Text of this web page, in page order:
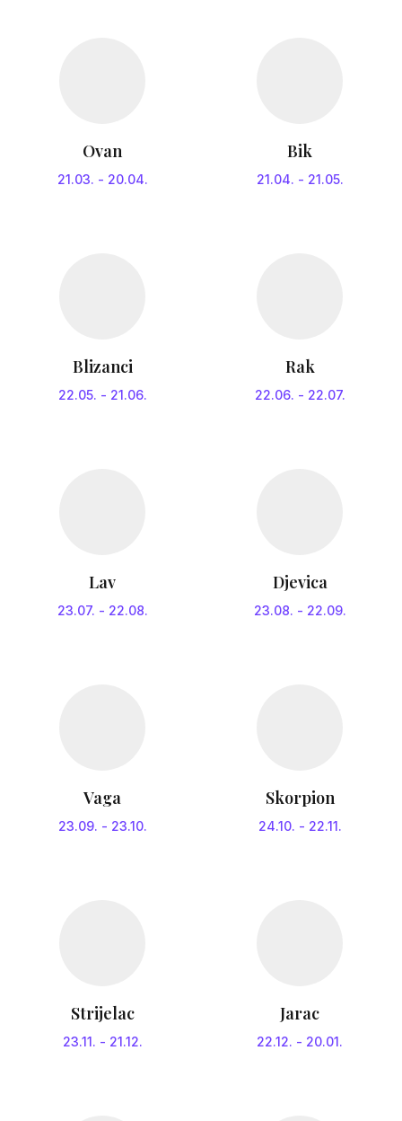
Ovan
21.03. - 20.04.
Bik
21.04. - 21.05.
Blizanci
22.05. - 21.06.
Rak
22.06. - 22.07.
Lav
23.07. - 22.08.
Djevica
23.08. - 22.09.
Vaga
23.09. - 23.10.
Skorpion
24.10. - 22.11.
Strijelac
23.11. - 21.12.
Jarac
22.12. - 20.01.